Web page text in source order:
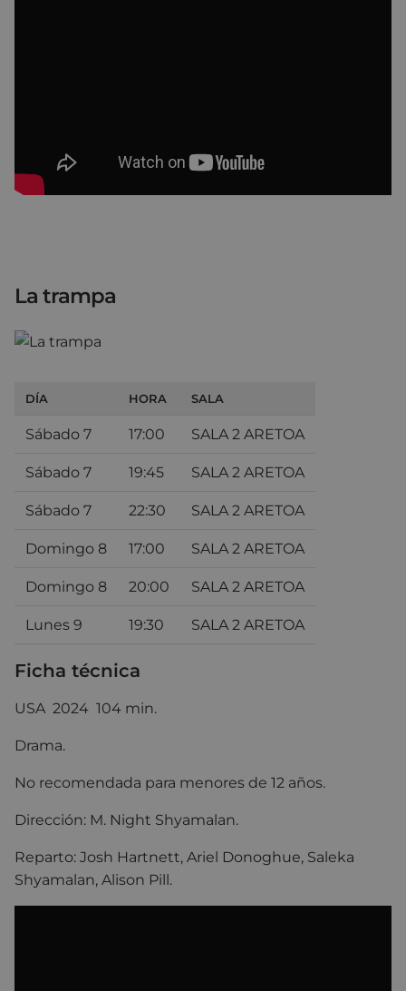
La trampa
DÍA HORA SALA
Sábado 7 17:00 SALA 2 ARETOA
Sábado 7 19:45 SALA 2 ARETOA
Sábado 7 22:30 SALA 2 ARETOA
Domingo 8 17:00 SALA 2 ARETOA
Domingo 8 20:00 SALA 2 ARETOA
Lunes 9 19:30 SALA 2 ARETOA
Ficha técnica
USA 2024 104 min.
Drama.
No recomendada para menores de 12 años.
Dirección: M. Night Shyamalan.
Reparto: Josh Hartnett, Ariel Donoghue, Saleka
Shyamalan, Alison Pill.